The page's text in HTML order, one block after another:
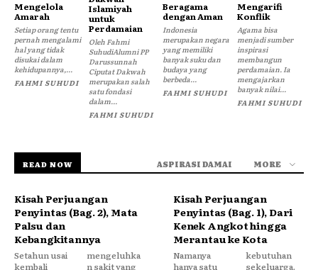
Mengelola
Amarah
Setiap orang tentu
pernah mengalami
hal yang tidak
disukai dalam
kehidupannya,...
FAHMI SUHUDI
Islamiyah
untuk
Perdamaian
Oleh Fahmi
SuhudiAlumni PP
Darussunnah
Ciputat Dakwah
merupakan salah
satu fondasi
dalam...
FAHMI SUHUDI
Beragama
dengan Aman
Indonesia
merupakan negara
yang memiliki
banyak suku dan
budaya yang
berbeda...
FAHMI SUHUDI
Mengarifi
Konflik
Agama bisa
menjadi sumber
inspirasi
membangun
perdamaian. Ia
mengajarkan
banyak nilai...
FAHMI SUHUDI
READ NOW ASPIRASI DAMAI MORE
Kisah Perjuangan
Penyintas (Bag. 2), Mata
Palsu dan
Kebangkitannya
Setahun usai
kembali
mengeluhka
n sakit yang
Kisah Perjuangan
Penyintas (Bag. 1), Dari
Kenek Angkot hingga
Merantau ke Kota
Namanya
hanya satu
kebutuhan
sekeluarga.